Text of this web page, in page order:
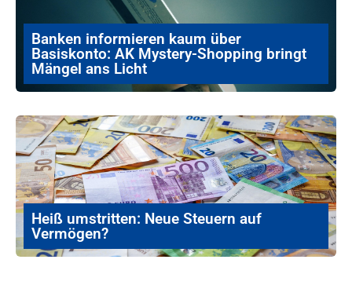
Banken informieren kaum über
Basiskonto: AK Mystery-Shopping bringt
Mängel ans Licht
Heiß umstritten: Neue Steuern auf
Vermögen?